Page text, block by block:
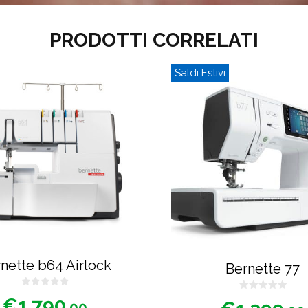
PRODOTTI CORRELATI
b64 Airlock
s
Saldi Estivi
Bernette 77
s